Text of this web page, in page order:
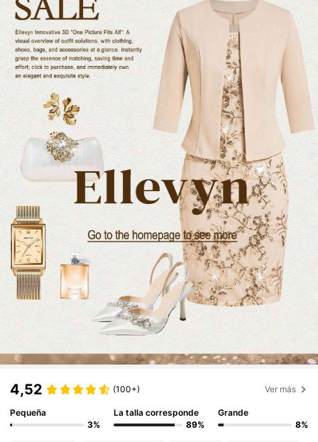
4,52 (100+) Ver más
Pequeña
3%
La talla corresponde
89%
Grande
8%